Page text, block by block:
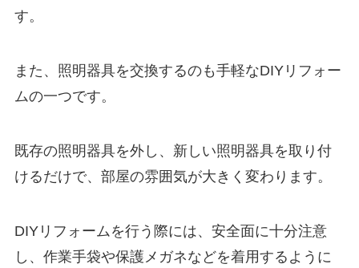
す。
また、照明器具を交換するのも手軽なDIYリフォー
ムの一つです。
既存の照明器具を外し、新しい照明器具を取り付
けるだけで、部屋の雰囲気が大きく変わります。
DIYリフォームを行う際には、安全面に十分注意
し、作業手袋や保護メガネなどを着用するように